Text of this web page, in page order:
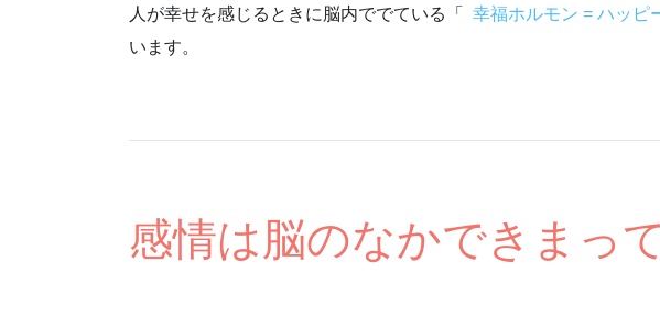
人が幸せを感じるときに脳内ででている「 幸福ホルモン = ハッピ
います。
感情は脳のなかできまっ